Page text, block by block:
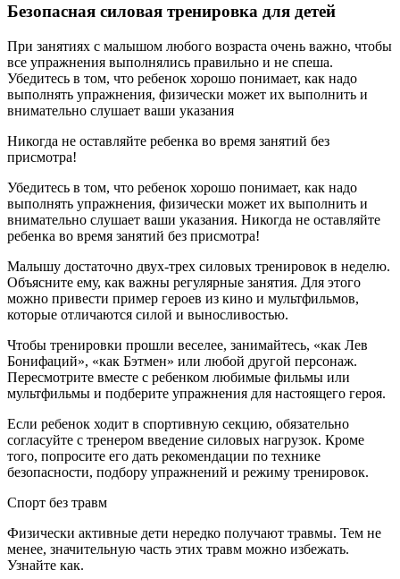
Безопасная силовая тренировка для детей
При занятиях с малышом любого возраста очень важно, чтобы
все упражнения выполнялись правильно и не спеша.
Убедитесь в том, что ребенок хорошо понимает, как надо
выполнять упражнения, физически может их выполнить и
внимательно слушает ваши указания
Никогда не оставляйте ребенка во время занятий без
присмотра!
Убедитесь в том, что ребенок хорошо понимает, как надо
выполнять упражнения, физически может их выполнить и
внимательно слушает ваши указания. Никогда не оставляйте
ребенка во время занятий без присмотра!
Малышу достаточно двух-трех силовых тренировок в неделю.
Объясните ему, как важны регулярные занятия. Для этого
можно привести пример героев из кино и мультфильмов,
которые отличаются силой и выносливостью.
Чтобы тренировки прошли веселее, занимайтесь, «как Лев
Бонифаций», «как Бэтмен» или любой другой персонаж.
Пересмотрите вместе с ребенком любимые фильмы или
мультфильмы и подберите упражнения для настоящего героя.
Если ребенок ходит в спортивную секцию, обязательно
согласуйте с тренером введение силовых нагрузок. Кроме
того, попросите его дать рекомендации по технике
безопасности, подбору упражнений и режиму тренировок.
Спорт без травм
Физически активные дети нередко получают травмы. Тем не
менее, значительную часть этих травм можно избежать.
Узнайте как.